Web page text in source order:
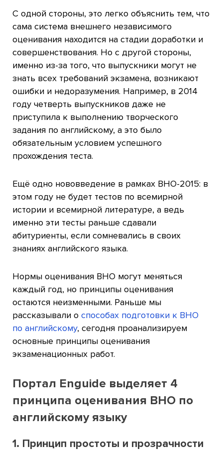
С одной стороны, это легко объяснить тем, что
сама система внешнего независимого
оценивания находится на стадии доработки и
совершенствования. Но с другой стороны,
именно из-за того, что выпускники могут не
знать всех требований экзамена, возникают
ошибки и недоразумения. Например, в 2014
году четверть выпускников даже не
приступила к выполнению творческого
задания по английскому, а это было
обязательным условием успешного
прохождения теста.
Ещё одно нововведение в рамках ВНО-2015: в
этом году не будет тестов по всемирной
истории и всемирной литературе, а ведь
именно эти тесты раньше сдавали
абитуриенты, если сомневались в своих
знаниях английского языка.
Нормы оценивания ВНО могут меняться
каждый год, но принципы оценивания
остаются неизменными. Раньше мы
рассказывали о способах подготовки к ВНО
по английскому, сегодня проанализируем
основные принципы оценивания
экзаменационных работ.
Портал Enguide выделяет 4
принципа оценивания ВНО по
английскому языку
1. Принцип простоты и прозрачности